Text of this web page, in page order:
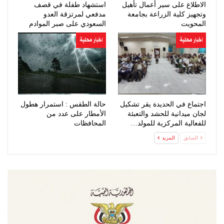
الاطلاع على سير أعمال تأهيل
وتجهيز كلية الزراعة بجامعة
المحويت
استشهاد طفلة في قصف
مدفعي لمرتزقة العدو
السعودي على صبر الموادم
اخبار محلية
اجتماع في الحديدة يقر تشكيل
لجان ميدانية للحشد والتعبئة
للفعالية المركزية للمولد…
اخبار محلية
حالة الطقس : استمرار هطول
الأمطار على عدد من
المحافظات
السابق المزيد